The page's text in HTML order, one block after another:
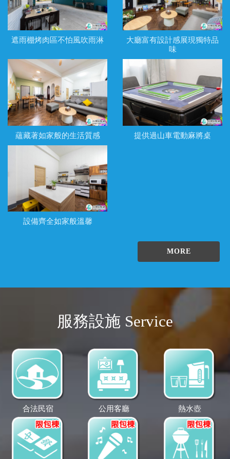
遮雨棚烤肉區不怕風吹雨淋
大廳富有設計感展現獨特品
味
蘊藏著如家般的生活質感 提供過山車電動麻將桌
設備齊全如家般溫馨
MORE
服務設施 Service
合法民宿 公用客廳 熱水壺